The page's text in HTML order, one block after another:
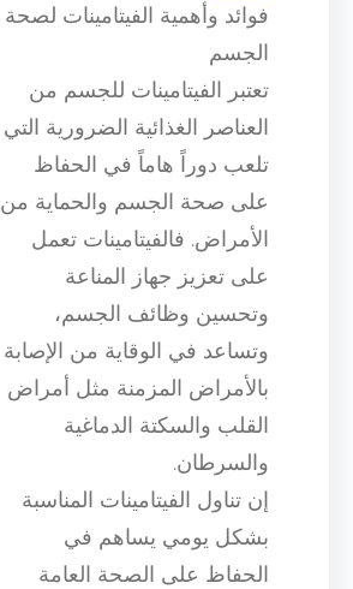
فوائد وأهمية الفيتامينات لصحة
الجسم
تعتبر الفيتامينات للجسم من
العناصر الغذائية الضرورية التي
تلعب دوراً هاماً في الحفاظ
على صحة الجسم والحماية من
الأمراض. فالفيتامينات تعمل
على تعزيز جهاز المناعة
وتحسين وظائف الجسم،
وتساعد في الوقاية من الإصابة
بالأمراض المزمنة مثل أمراض
القلب والسكتة الدماغية
والسرطان.
إن تناول الفيتامينات المناسبة
بشكل يومي يساهم في
الحفاظ على الصحة العامة